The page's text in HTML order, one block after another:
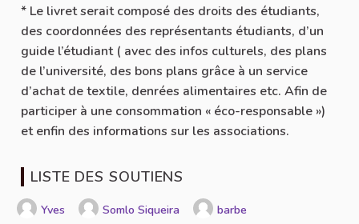
* Le livret serait composé des droits des étudiants,
des coordonnées des représentants étudiants, d’un
guide l’étudiant ( avec des infos culturels, des plans
de l’université, des bons plans grâce à un service
d’achat de textile, denrées alimentaires etc. Afin de
participer à une consommation « éco-responsable »)
et enfin des informations sur les associations.
LISTE DES SOUTIENS
Yves Somlo Siqueira barbe